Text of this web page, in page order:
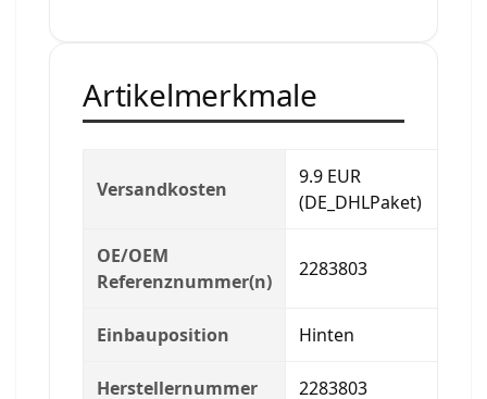
Artikelmerkmale
Versandkosten
9.9 EUR
(DE_DHLPaket)
OE/OEM
Referenznummer(n)
2283803
Einbauposition Hinten
Herstellernummer 2283803